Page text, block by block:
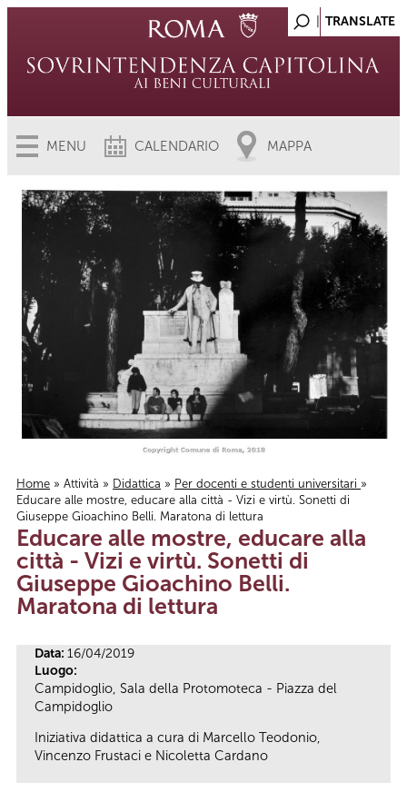
MENU CALENDARIO MAPPA
Tu sei qui
Home » Attività » Didattica » Per docenti e studenti universitari »
Educare alle mostre, educare alla città - Vizi e virtù. Sonetti di
Giuseppe Gioachino Belli. Maratona di lettura
Educare alle mostre, educare alla
città - Vizi e virtù. Sonetti di
Giuseppe Gioachino Belli.
Maratona di lettura
Data: 16/04/2019
Luogo:
Campidoglio, Sala della Protomoteca - Piazza del
Campidoglio
Iniziativa didattica a cura di Marcello Teodonio,
Vincenzo Frustaci e Nicoletta Cardano